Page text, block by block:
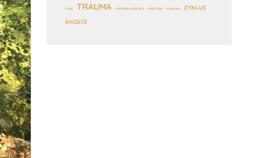
TIERE TRAUMA UNTERBEWUSSTSEIN URSACHEN WIRKUNG
ZYKLUS
ÄNGSTE